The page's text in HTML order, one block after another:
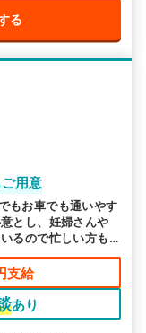
る
用意
もお車でも通いやす
とし、妊婦さんや
るので忙しい方も
支給
あり